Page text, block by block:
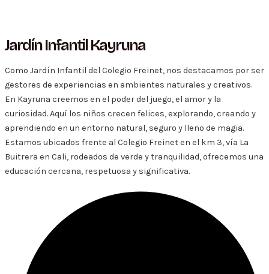
Jardín Infantil Kayruna
Como Jardín Infantil del Colegio Freinet, nos destacamos por ser
gestores de experiencias en ambientes naturales y creativos.
En Kayruna creemos en el poder del juego, el amor y la
curiosidad. Aquí los niños crecen felices, explorando, creando y
aprendiendo en un entorno natural, seguro y lleno de magia.
Estamos ubicados frente al Colegio Freinet en el km 3, vía La
Buitrera en Cali, rodeados de verde y tranquilidad, ofrecemos una
educación cercana, respetuosa y significativa.